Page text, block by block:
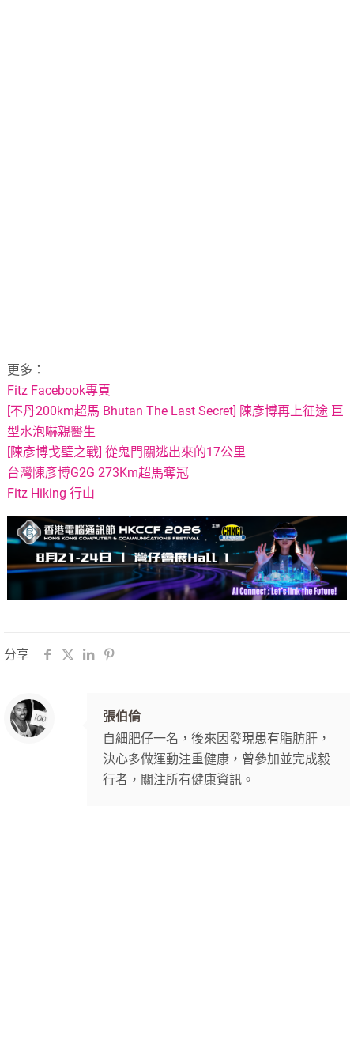
更多：
Fitz Facebook專頁
[不丹200km超馬 Bhutan The Last Secret] 陳彥博再上征途 巨
型水泡嚇親醫生
[陳彥博戈壁之戰] 從鬼門關逃出來的17公里
台灣陳彥博G2G 273Km超馬奪冠
Fitz Hiking 行山
分享
張伯倫
自細肥仔一名，後來因發現患有脂肪肝，
決心多做運動注重健康，曾參加並完成毅
行者，關注所有健康資訊。